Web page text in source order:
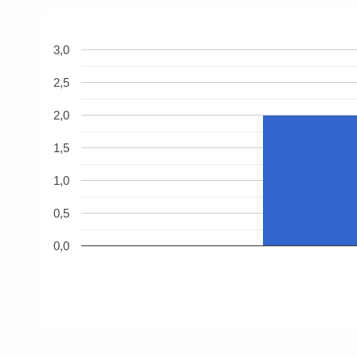
0,0
0,5
1,0
1,5
2,0
2,5
3,0